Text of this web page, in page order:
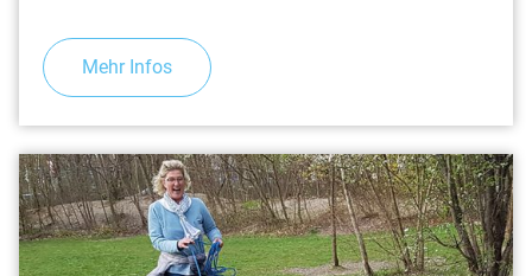
Mehr Infos